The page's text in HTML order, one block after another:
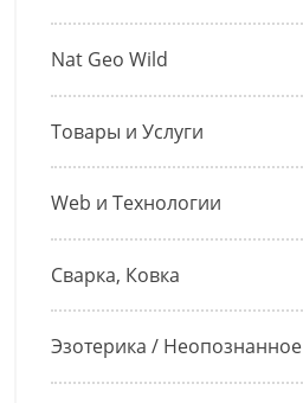
Nat Geo Wild
Товары и Услуги
Web и Технологии
Сварка, Ковка
Эзотерика / Неопознанное